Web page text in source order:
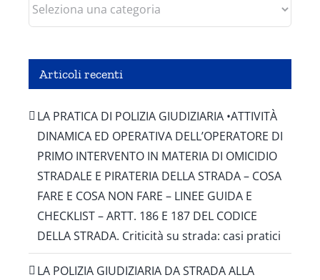
Articoli recenti
LA PRATICA DI POLIZIA GIUDIZIARIA •ATTIVITÀ
DINAMICA ED OPERATIVA DELL’OPERATORE DI
PRIMO INTERVENTO IN MATERIA DI OMICIDIO
STRADALE E PIRATERIA DELLA STRADA – COSA
FARE E COSA NON FARE – LINEE GUIDA E
CHECKLIST – ARTT. 186 E 187 DEL CODICE
DELLA STRADA. Criticità su strada: casi pratici
LA POLIZIA GIUDIZIARIA DA STRADA ALLA